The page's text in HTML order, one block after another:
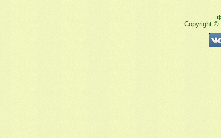
Copyright ©